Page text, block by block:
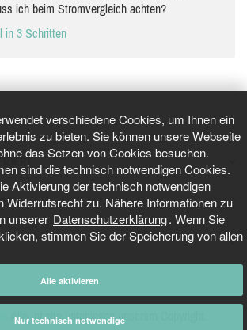
verschiedene Cookies, um Ihnen ein
zu bieten. Sie können unsere Webseite
das Setzen von Cookies besuchen.
sind die technisch notwendigen Cookies.
Aktivierung der technisch notwendigen
Widerrufsrecht zu. Nähere Informationen zu
unserer Datenschutzerklärung. Wenn Sie
stimmen Sie der Speicherung von allen
Alle aktivieren
Nur technisch notwendige
ich beim Stromvergleich achten?
in 3 Schritten
Alle Inhalte unterliegen unserem Copyright.